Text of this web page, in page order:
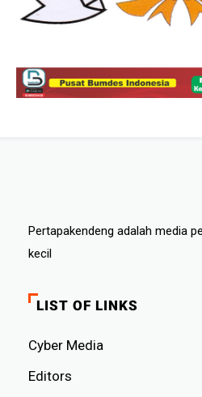
Pertapakendeng adalah media
kecil
LIST OF LINKS
Cyber ​​Media
Editors